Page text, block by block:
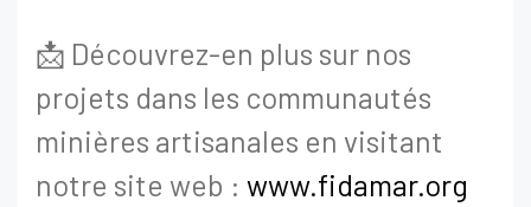
📩 Découvrez-en plus sur nos
projets dans les communautés
minières artisanales en visitant
notre site web : www.fidamar.org